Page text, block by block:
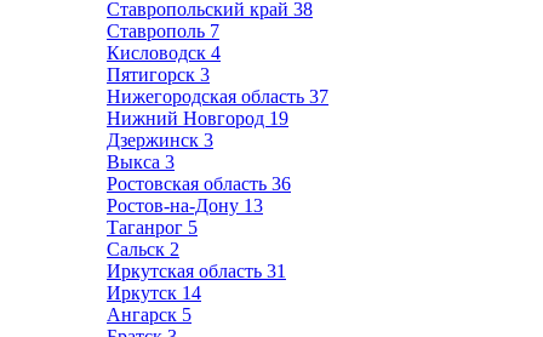
Ставропольский край 38
Ставрополь 7
Кисловодск 4
Пятигорск 3
Нижегородская область 37
Нижний Новгород 19
Дзержинск 3
Выкса 3
Ростовская область 36
Ростов-на-Дону 13
Таганрог 5
Сальск 2
Иркутская область 31
Иркутск 14
Ангарск 5